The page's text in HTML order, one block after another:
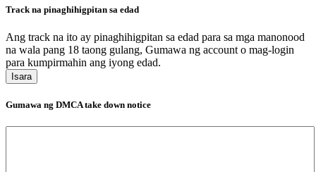
Track na pinaghihigpitan sa edad
Ang track na ito ay pinaghihigpitan sa edad para sa mga manonood
na wala pang 18 taong gulang, Gumawa ng account o mag-login
para kumpirmahin ang iyong edad.
Isara
Gumawa ng DMCA take down notice